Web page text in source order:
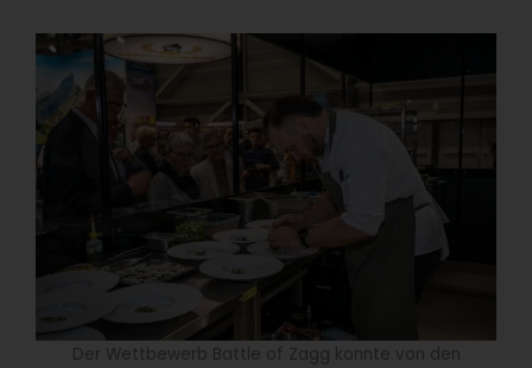
Der Wettbewerb Battle of Zagg konnte von den